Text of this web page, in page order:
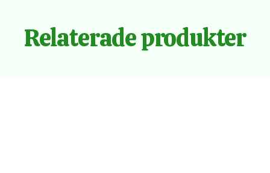
Relaterade produkter